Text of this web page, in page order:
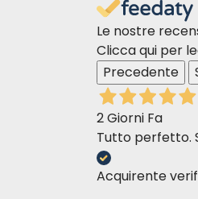
Białko
Tłuszcz
Le nostre
Clicca qui per
Precedente
2 Giorni Fa
Tutto perfetto.
Acquirente